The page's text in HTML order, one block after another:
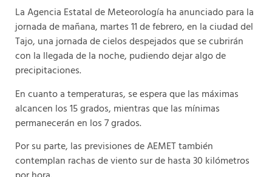
La Agencia Estatal de Meteorología ha anunciado para la
jornada de mañana, martes 11 de febrero, en la ciudad del
Tajo, una jornada de cielos despejados que se cubrirán
con la llegada de la noche, pudiendo dejar algo de
precipitaciones.
En cuanto a temperaturas, se espera que las máximas
alcancen los 15 grados, mientras que las mínimas
permanecerán en los 7 grados.
Por su parte, las previsiones de AEMET también
contemplan rachas de viento sur de hasta 30 kilómetros